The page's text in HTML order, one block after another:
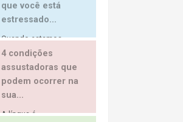
que você está
estressado...
Quando estamos...
4 condições
assustadoras que
podem ocorrer na
sua...
A língua é...